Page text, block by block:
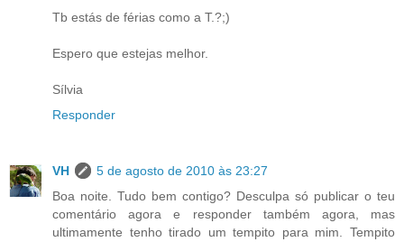
Tb estás de férias como a T.?;)
Espero que estejas melhor.
Sílvia
Responder
VH
5 de agosto de 2010 às 23:27
Boa noite. Tudo bem contigo? Desculpa só publicar o teu
comentário agora e responder também agora, mas
ultimamente tenho tirado um tempito para mim. Tempito